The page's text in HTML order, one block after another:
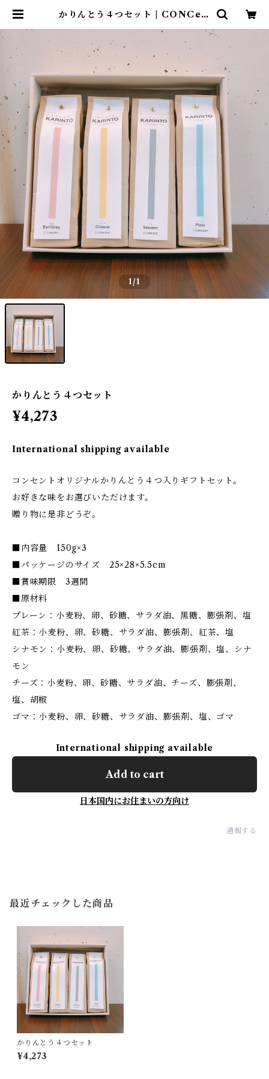
かりんとう４つセット | CONCeN
1/1
かりんとう４つセット
¥4,273
International shipping available
コンセントオリジナルかりんとう４つ入りギフトセット。
お好きな味をお選びいただけます。
贈り物に是非どうぞ。
■内容量 150g×3
■パッケージのサイズ 25×28×5.5cm
■賞味期限 3週間
■原材料
プレーン：小麦粉、卵、砂糖、サラダ油、黒糖、膨張剤、塩
紅茶：小麦粉、卵、砂糖、サラダ油、膨張剤、紅茶、塩
シナモン：小麦粉、卵、砂糖、サラダ油、膨張剤、塩、シナ
モン
チーズ：小麦粉、卵、砂糖、サラダ油、チーズ、膨張剤、
塩、胡椒
ゴマ：小麦粉、卵、砂糖、サラダ油、膨張剤、塩、ゴマ
International shipping available
Add to cart
日本国内にお住まいの方向け
通報する
最近チェックした商品
かりんとう４つセット
¥4,273